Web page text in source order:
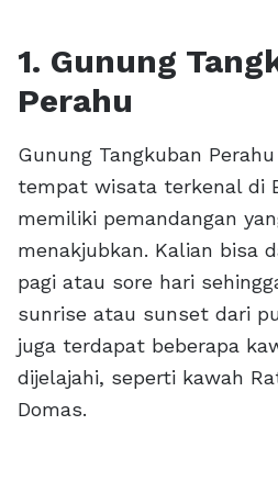
1. Gunung
Perahu
Gunung Tangkuban
tempat wisata terkenal di
memiliki pemandangan
menakjubkan. Kalian bisa
pagi atau sore hari
sunrise atau sunset dari
juga terdapat beberapa
dijelajahi, seperti kawah
Domas.